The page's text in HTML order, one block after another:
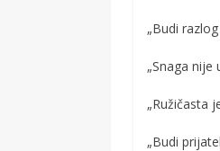
„Budi
„Snaga nije
„Ružičasta
„Budi